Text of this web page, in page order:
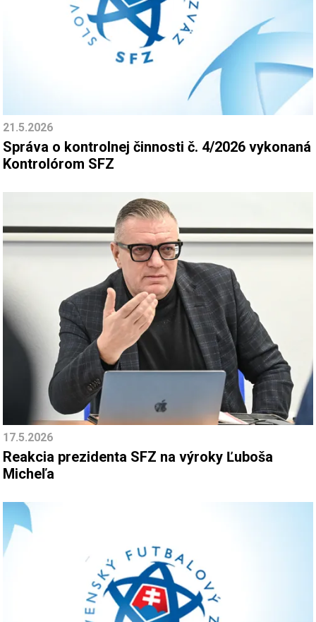
21.5.2026
Správa o kontrolnej činnosti č. 4/2026 vykonaná
Kontrolórom SFZ
17.5.2026
Reakcia prezidenta SFZ na výroky Ľuboša
Micheľa